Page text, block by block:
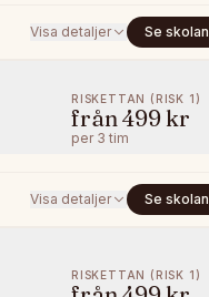
Visa detaljer Se skolan
RISKETTAN (RISK 1)
från 499 kr
per 3 tim
Visa detaljer Se skolan
RISKETTAN (RISK 1)